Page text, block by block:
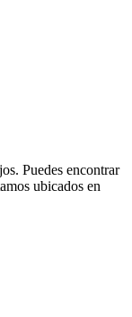
Puedes encontrar
ubicados en